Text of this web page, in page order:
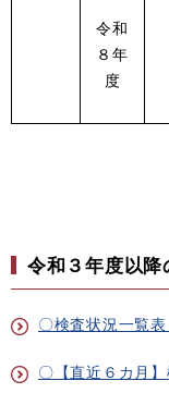
令和
８年
度
令和３年度以降
〇検査状況一覧
〇【直近６カ月